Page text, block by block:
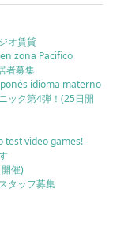
オ賃貸
zona Pacifico
者募集
idioma materno
ック第4弾！(25日開
test video games!
催)
タッフ募集